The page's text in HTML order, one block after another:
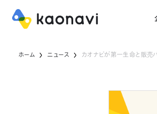
ホーム ニュース カオナビが第一生命と販売